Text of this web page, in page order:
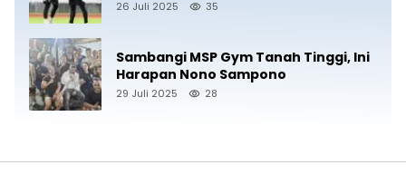
26 Juli 2025 35
Sambangi MSP Gym Tanah Tinggi, Ini
Harapan Nono Sampono
29 Juli 2025 28